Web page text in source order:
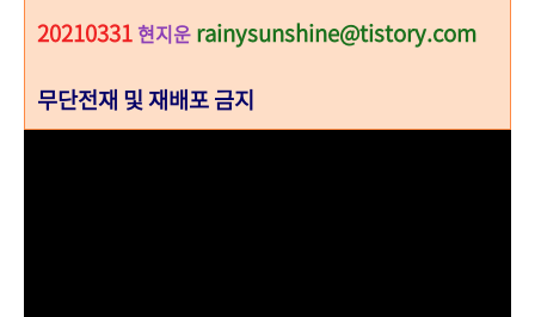
20210331 현지운 rainysunshine@tistory.com
무단전재 및 재배포 금지